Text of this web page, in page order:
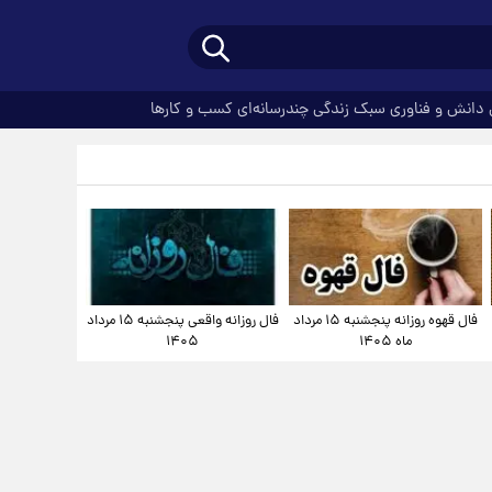
دانش و فناوری سبک زندگیچندرسانه‌ای کسب و کارها
فال قهوه روزانه پنجشنبه ۱۵ مرداد
ماه ۱۴۰۵
فال روزانه واقعی پنجشنبه ۱۵ مرداد
۱۴۰۵